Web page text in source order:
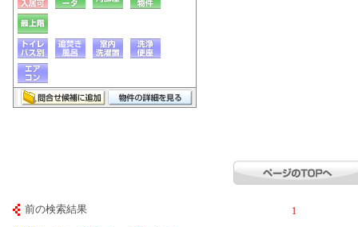
前の検索結果 1